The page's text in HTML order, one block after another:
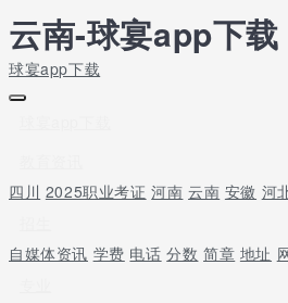
云南-球宴app下载
球宴app下载
四川 2025职业考证 河南 云南 安徽 河
自媒体资讯 学费 电话 分数 简章 地址